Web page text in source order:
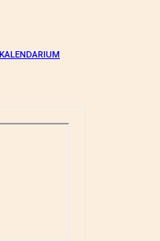
KALENDARIUM